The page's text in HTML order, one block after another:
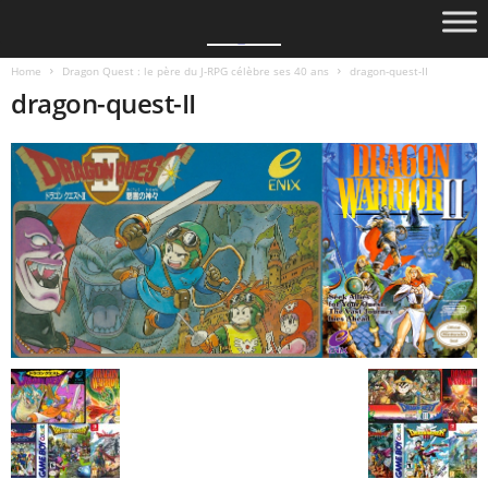
Home Dragon Quest : le père du J-RPG célèbre ses 40 ans dragon-quest-II
dragon-quest-II